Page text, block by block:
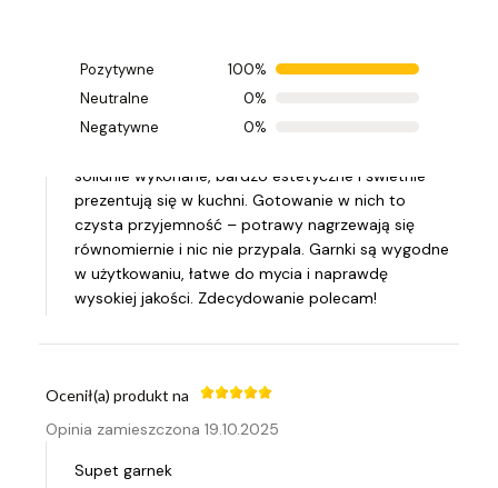
Pozytywne
100%
Neutralne
0%
Negatywne
0%
Ocenił(a) produkt na
Opinia zamieszczona 02.02.2026
solidnie wykonane, bardzo estetyczne i świetnie
prezentują się w kuchni. Gotowanie w nich to
czysta przyjemność – potrawy nagrzewają się
równomiernie i nic nie przypala. Garnki są wygodne
w użytkowaniu, łatwe do mycia i naprawdę
wysokiej jakości. Zdecydowanie polecam!
Ocenił(a) produkt na
Opinia zamieszczona 19.10.2025
Supet garnek